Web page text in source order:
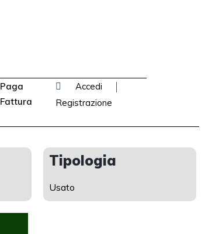
Paga
Fattura
Accedi
Registrazione
Tipologia
Usato